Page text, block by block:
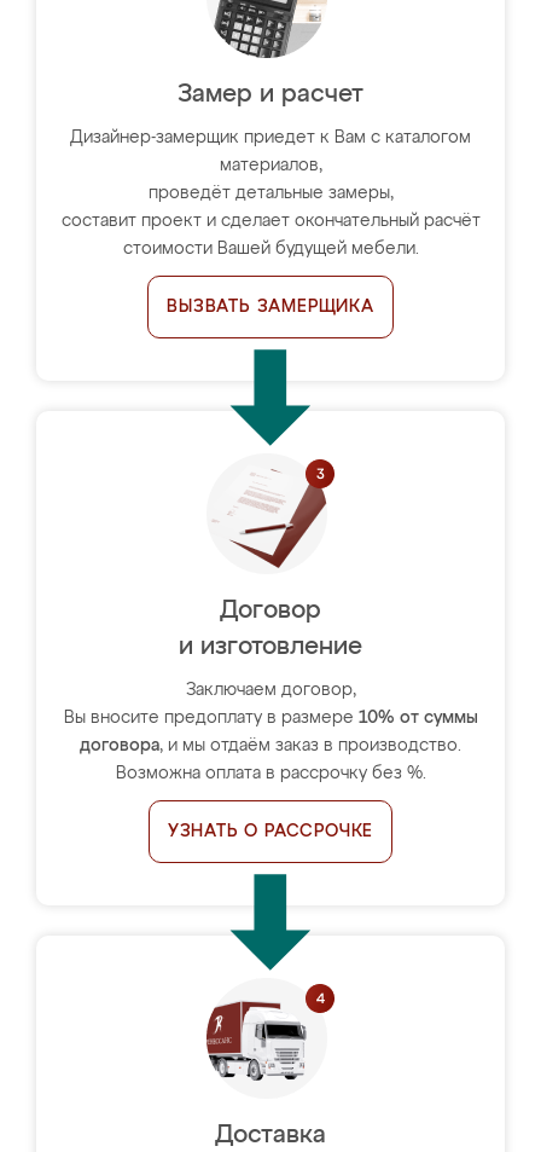
Замер и расчет
Дизайнер-замерщик приедет к Вам с каталогом
материалов,
проведёт детальные замеры,
составит проект и сделает окончательный расчёт
стоимости Вашей будущей мебели.
ВЫЗВАТЬ ЗАМЕРЩИКА
Договор
и изготовление
Заключаем договор,
Вы вносите предоплату в размере 10% от суммы
договора, и мы отдаём заказ в производство.
Возможна оплата в рассрочку без %.
УЗНАТЬ О РАССРОЧКЕ
Доставка